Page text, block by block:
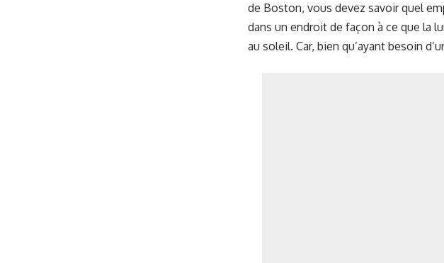
de Boston, vous devez savoir quel
dans un endroit de façon à ce que la
au soleil. Car, bien qu’ayant besoin